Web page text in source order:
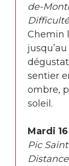
de-
Chemin
sentier
ombre,
soleil.
Mardi
Pic